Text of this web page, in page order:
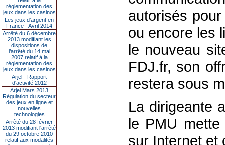
réglementation des
jeux dans les casinos
Les jeux d’argent en
France - Avril 2014
Arrêté du 6 décembre
2013 modifiant les
dispositions de
l’arrêté du 14 mai
2007 relatif à la
réglementation des
jeux dans les casinos
Arjel - Rapport
d'activité 2012
Arjel Mars 2013
Régulation du secteur
des jeux en ligne et
nouvelles
technologies
Arrêté du 28 février
2013 modifiant l'arrêté
du 29 octobre 2010
relatif aux modalités
autorisés
ou encore les
le nouveau
FDJ.fr, son
restera sous
La dirigeante
le PMU
sur Internet et